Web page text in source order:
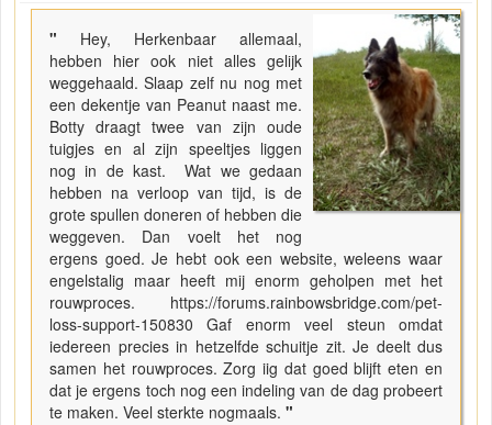
" Hey, Herkenbaar allemaal,
hebben hier ook niet alles gelijk
weggehaald. Slaap zelf nu nog met
een dekentje van Peanut naast me.
Botty draagt twee van zijn oude
tuigjes en al zijn speeltjes liggen
nog in de kast. Wat we gedaan
hebben na verloop van tijd, is de
grote spullen doneren of hebben die
weggeven. Dan voelt het nog
ergens goed. Je hebt ook een website, weleens waar
engelstalig maar heeft mij enorm geholpen met het
rouwproces. https://forums.rainbowsbridge.com/pet-
loss-support-150830 Gaf enorm veel steun omdat
iedereen precies in hetzelfde schuitje zit. Je deelt dus
samen het rouwproces. Zorg iig dat goed blijft eten en
dat je ergens toch nog een indeling van de dag probeert
te maken. Veel sterkte nogmaals. "